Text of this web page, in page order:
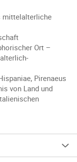
mittelalterliche
Ort –
Pirenaeus
von Land und